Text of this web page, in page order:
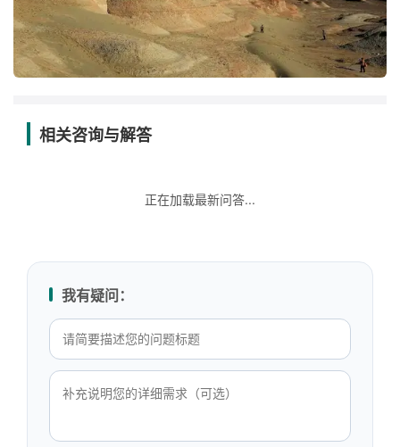
相关咨询与解答
正在加载最新问答...
我有疑问：